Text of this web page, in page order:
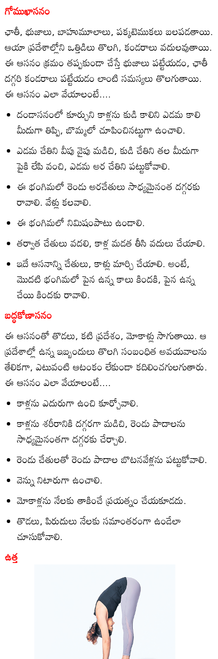
గోముఖాసనం
ఛాతీ, భుజాలు, బాహుమూలాలు, పక్కటెముకలు బలపడతాయి.
ఆయా ప్రదేశాల్లోని ఒత్తిడిలు తొలగి, కండరాలు వదులవుతాయి.
ఈ ఆసనం క్రమం తప్పకుండా చేస్తే భుజాలు పట్టేయడం, ఛాతీ
దగ్గరి కండరాలు పట్టేయడం లాంటి సమస్యలు తొలగుతాయి.
ఈ ఆసనం ఎలా వేయాలంటే....
దండాసనంలో కూర్చుని కాళ్లను కుడి కాలిని ఎడమ కాలి
మీదుగా తిప్పి, బొమ్మలో చూపించినట్టుగా ఉంచాలి.
ఎడమ చేతిని వీపు వైపు మడిచి, కుడి చేతిని తల మీదుగా
పైకి లేపి వంచి, ఎడమ అర చేతిని పట్టుకోవాలి.
ఈ భంగిమలో రెండు అరచేతులు సాధ్యమైనంత దగ్గరకు
రావాలి. వేళ్లు కలవాలి.
ఈ భంగిమలో నిమిషంపాటు ఉండాలి.
తర్వాత చేతులు వదలి, కాళ్ల మడత తీసి వదులు చేయాలి.
ఇదే ఆసనాన్ని చేతులు, కాళ్లు మార్చి చేయాలి. అంటే,
మొదటి భంగిమలో పైన ఉన్న కాలు కిందకి, పైన ఉన్న
చేయి కిందకు రావాలి.
బద్ధకోణాసనం
ఈ ఆసనంతో తొడలు, కటి ప్రదేశం, మోకాళ్లు సాగుతాయి. ఆ
ప్రదేశాల్లో ఉన్న ఇబ్బందులు తొలగి సంబంధిత అవయవాలను
తేలికగా, ఎటువంటి ఆటంకం లేకుండా కదిలించగులగుతారు.
ఈ ఆసనం ఎలా వేయాలంటే....
కాళ్లను ఎదురుగా ఉంచి కూర్చోవాలి.
కాళ్లను శరీరానికి దగ్గరగా మడిచి, రెండు పాదాలను
సాధ్యమైనంతగా దగ్గరకు చేర్చాలి.
రెండు చేతులతో రెండు పాదాల బొటనవేళ్లను పట్టుకోవాలి.
వెన్ను నిటారుగా ఉంచాలి.
మోకాళ్లను నేలకు తాకించే ప్రయత్నం చేయకూడదు.
తొడలు, పిరుదులు నేలకు సమాంతరంగా ఉండేలా
చూసుకోవాలి.
ఉత్త